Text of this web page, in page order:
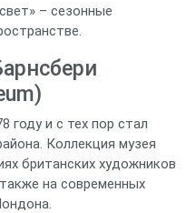
– сезонные
году и с тех пор стал
Коллекция музея
британских художников
на современных